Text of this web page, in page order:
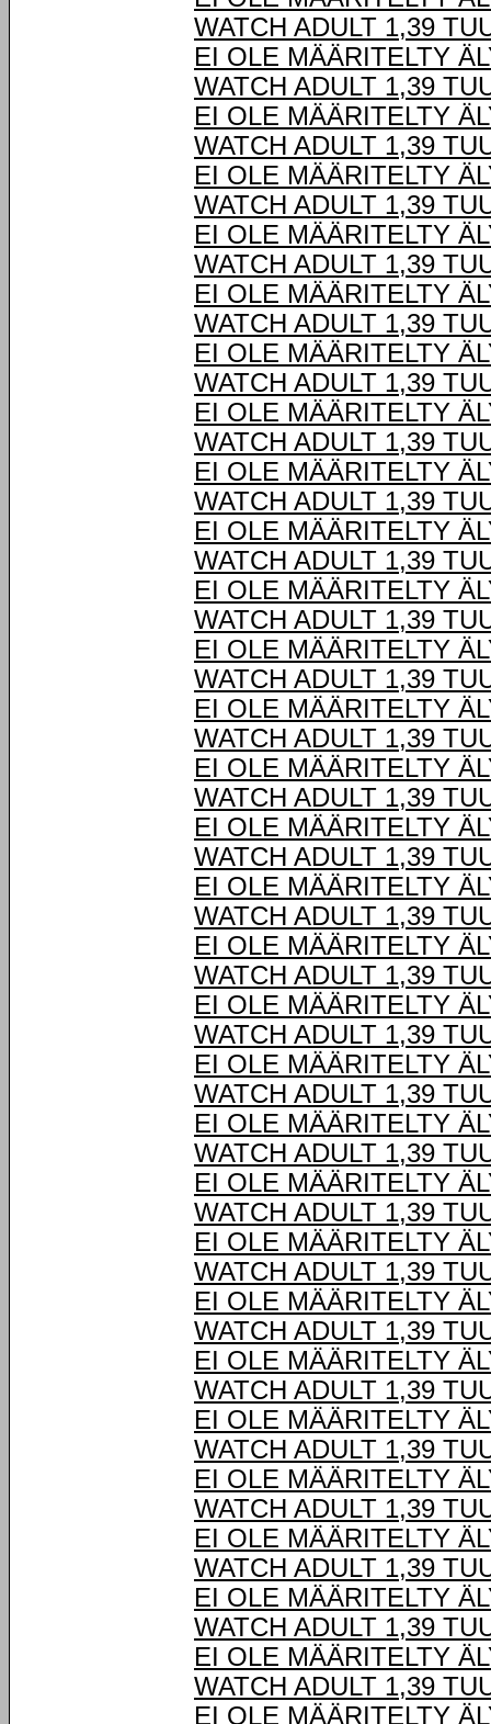
WATCH ADULT 1,39
EI OLE MÄÄRITELTY
WATCH ADULT 1,39
EI OLE MÄÄRITELTY
WATCH ADULT 1,39
EI OLE MÄÄRITELTY
WATCH ADULT 1,39
EI OLE MÄÄRITELTY
WATCH ADULT 1,39
EI OLE MÄÄRITELTY
WATCH ADULT 1,39
EI OLE MÄÄRITELTY
WATCH ADULT 1,39
EI OLE MÄÄRITELTY
WATCH ADULT 1,39
EI OLE MÄÄRITELTY
WATCH ADULT 1,39
EI OLE MÄÄRITELTY
WATCH ADULT 1,39
EI OLE MÄÄRITELTY
WATCH ADULT 1,39
EI OLE MÄÄRITELTY
WATCH ADULT 1,39
EI OLE MÄÄRITELTY
WATCH ADULT 1,39
EI OLE MÄÄRITELTY
WATCH ADULT 1,39
EI OLE MÄÄRITELTY
WATCH ADULT 1,39
EI OLE MÄÄRITELTY
WATCH ADULT 1,39
EI OLE MÄÄRITELTY
WATCH ADULT 1,39
EI OLE MÄÄRITELTY
WATCH ADULT 1,39
EI OLE MÄÄRITELTY
WATCH ADULT 1,39
EI OLE MÄÄRITELTY
WATCH ADULT 1,39
EI OLE MÄÄRITELTY
WATCH ADULT 1,39
EI OLE MÄÄRITELTY
WATCH ADULT 1,39
EI OLE MÄÄRITELTY
WATCH ADULT 1,39
EI OLE MÄÄRITELTY
WATCH ADULT 1,39
EI OLE MÄÄRITELTY
WATCH ADULT 1,39
EI OLE MÄÄRITELTY
WATCH ADULT 1,39
EI OLE MÄÄRITELTY
WATCH ADULT 1,39
EI OLE MÄÄRITELTY
WATCH ADULT 1,39
EI OLE MÄÄRITELTY
WATCH ADULT 1,39
EI OLE MÄÄRITELTY